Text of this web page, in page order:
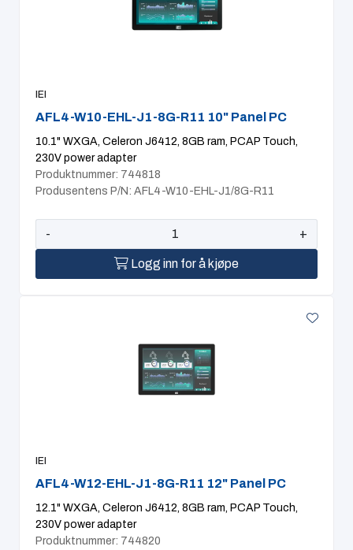
IEI
AFL4-W10-EHL-J1-8G-R11 10" Panel PC
10.1" WXGA, Celeron J6412, 8GB ram, PCAP Touch,
230V power adapter
Produktnummer: 744818
Produsentens P/N: AFL4-W10-EHL-J1/8G-R11
- +
Logg inn for å kjøpe
IEI
AFL4-W12-EHL-J1-8G-R11 12" Panel PC
12.1" WXGA, Celeron J6412, 8GB ram, PCAP Touch,
230V power adapter
Produktnummer: 744820